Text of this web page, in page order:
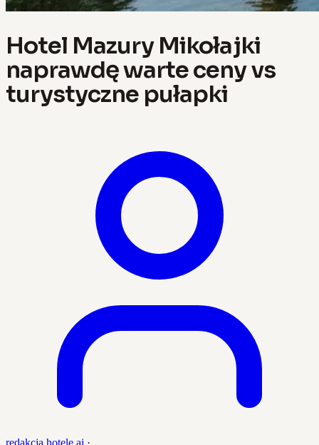
Hotel Mazury Mikołajki
naprawdę warte ceny vs
turystyczne pułapki
redakcja hotele.ai ·